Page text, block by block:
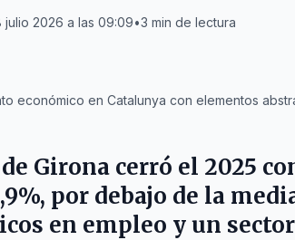
julio 2026 a las 09:09•3 min de lectura
económico en Catalunya con elementos
Girona cerró el 2025
por debajo de la
en empleo y un